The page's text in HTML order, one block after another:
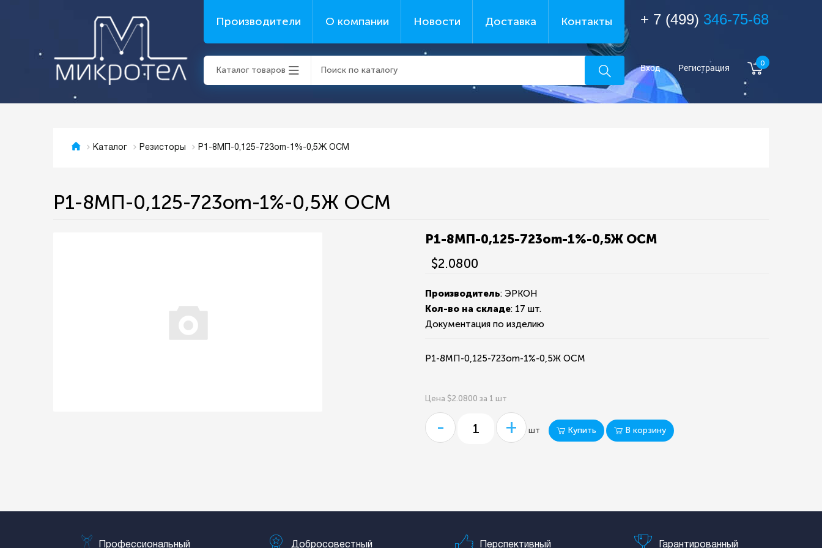
Производители О компании Новости Доставка Контакты
Каталог товаров
+ 7 (499) 346-75-68
Вход Регистрация 0
Каталог Резисторы Р1-8МП-0,125-723om-1%-0,5Ж ОСМ
Р1-8МП-0,125-723om-1%-0,5Ж ОСМ
Р1-8МП-0,125-723om-1%-0,5Ж ОСМ
$2.0800
Производитель: ЭРКОН
Кол-во на складе: 17 шт.
Документация по изделию
Р1-8МП-0,125-723om-1%-0,5Ж ОСМ
Цена $2.0800 за 1 шт
- + шт Купить В корзину
Профессиональный Добросовестный Перспективный Гарантированный